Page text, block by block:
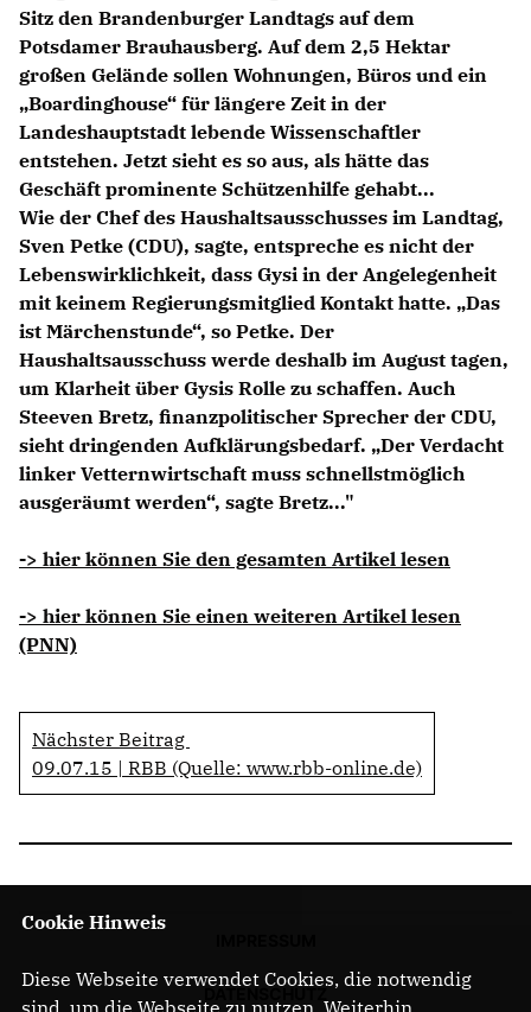
CDU Deutschland
CDU Fraktion im Brandenburger Landtag
CDU Brandenburg
CDU Potsdam
Sitz den Brandenburger Landtags auf dem
Potsdamer Brauhausberg. Auf dem 2,5 Hektar
großen Gelände sollen Wohnungen, Büros und ein
Boardinghouse“ für längere Zeit in der
Landeshauptstadt lebende Wissenschaftler
entstehen. Jetzt sieht es so aus, als hätte das
Geschäft prominente Schützenhilfe gehabt...
Wie der Chef des Haushaltsausschusses im Landtag,
Sven Petke (CDU), sagte, entspreche es nicht der
Lebenswirklichkeit, dass Gysi in der Angelegenheit
mit keinem Regierungsmitglied Kontakt hatte. „Das
ist Märchenstunde“, so Petke. Der
Haushaltsausschuss werde deshalb im August tagen,
um Klarheit über Gysis Rolle zu schaffen. Auch
Steeven Bretz, finanzpolitischer Sprecher der CDU,
sieht dringenden Aufklärungsbedarf. „Der Verdacht
linker Vetternwirtschaft muss schnellstmöglich
ausgeräumt werden“, sagte Bretz..."
-> hier können Sie den gesamten Artikel lesen
-> hier können Sie einen weiteren Artikel lesen
(PNN)
Nächster Beitrag
09.07.15 | RBB (Quelle: www.rbb-online.de)
Cookie Hinweis
Diese Webseite verwendet Cookies, die notwendig
sind, um die Webseite zu nutzen. Weiterhin